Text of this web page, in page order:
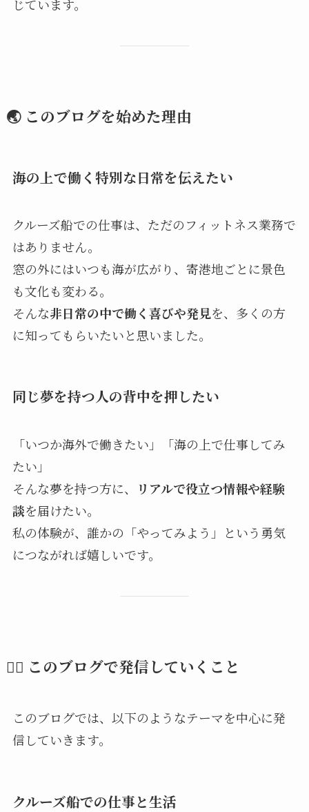
じています。
🌏 このブログを始めた理由
海の上で働く特別な日常を伝えたい
クルーズ船での仕事は、ただのフィットネス業務で
はありません。
窓の外にはいつも海が広がり、寄港地ごとに景色
も文化も変わる。
そんな非日常の中で働く喜びや発見を、多くの方
に知ってもらいたいと思いました。
同じ夢を持つ人の背中を押したい
「いつか海外で働きたい」「海の上で仕事してみ
たい」
そんな夢を持つ方に、
リアルで役立つ情報や経験
談を届けたい。
私の体験が、誰かの「やってみよう」という勇気
につながれば嬉しいです。
🧘‍♀️ このブログで発信していくこと
このブログでは、以下のようなテーマを中心に発
信していきます。
クルーズ船での仕事と生活